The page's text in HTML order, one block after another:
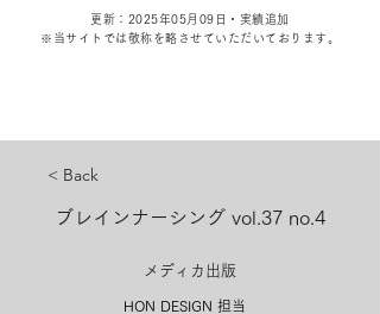
更新：2025年05 月09 日・実績追加
​※当サイトでは敬称を 略させていただいております。
< Back
ブレインナーシング vol.37 no.4
メディカ出版
HON DESIGN​ 担当